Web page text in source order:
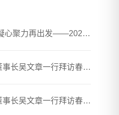
理清思路 拼出业绩，凝心聚力再出发——2026年春煦年中会议暨团建活动圆满落幕
钢之家网站创始人、董事长吴文章一行拜访春煦钢铁胶州加工厂
钢之家网站创始人、董事长吴文章一行拜访春煦钢铁贸易（上海）有限公司